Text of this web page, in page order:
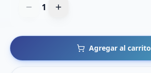
1
Agregar al carrito